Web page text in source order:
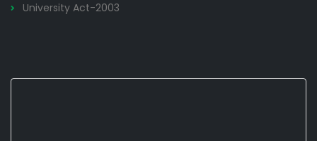
University Act-2003